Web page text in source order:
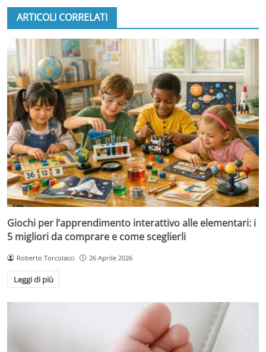
ARTICOLI CORRELATI
Giochi per l’apprendimento interattivo alle elementari: i
5 migliori da comprare e come sceglierli
Roberto Torcolacci 26 Aprile 2026
Leggi di più